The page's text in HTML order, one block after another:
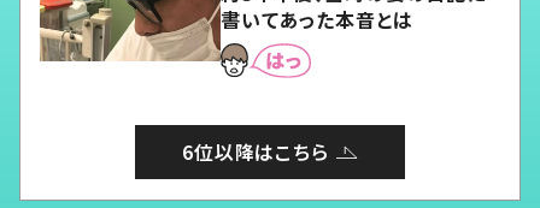
書いてあった本音とは
6位以降はこちら